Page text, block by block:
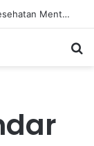
Peran Aktivitas Alam dalam Menyokong Kesehatan Mental dan Menenangkan Pikiran di Masa Sulit